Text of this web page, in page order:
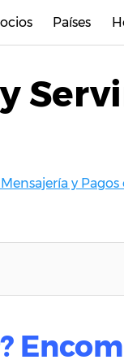
Países
y